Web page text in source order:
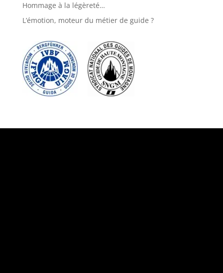
Hommage à la légèreté…
L’émotion, moteur du métier de guide ?